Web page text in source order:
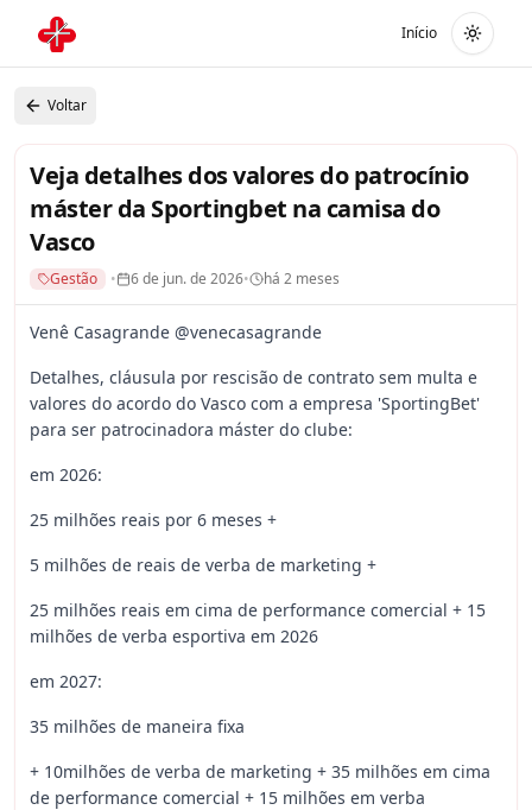
Início
Voltar
Veja detalhes dos valores do patrocínio
máster da Sportingbet na camisa do
Vasco
Gestão • 6 de jun. de 2026• há 2 meses
Venê Casagrande @venecasagrande
Detalhes, cláusula por rescisão de contrato sem multa e
valores do acordo do Vasco com a empresa 'SportingBet'
para ser patrocinadora máster do clube:
em 2026:
25 milhões reais por 6 meses +
5 milhões de reais de verba de marketing +
25 milhões reais em cima de performance comercial + 15
milhões de verba esportiva em 2026
em 2027:
35 milhões de maneira fixa
+ 10milhões de verba de marketing + 35 milhões em cima
de performance comercial + 15 milhões em verba